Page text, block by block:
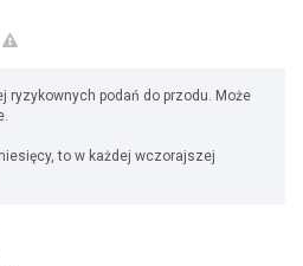
ryzykownych podań do przodu. Może
to w każdej wczorajszej